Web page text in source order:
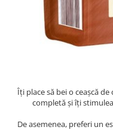
Îți place să bei o ceașcă
completă și îți
De asemenea, preferi un